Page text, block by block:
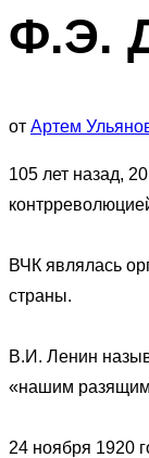
Ф.Э.
от Артем
105 лет назад,
ВЧК являлась
страны.
В.И. Ленин
«нашим разящим
24 ноября 1920